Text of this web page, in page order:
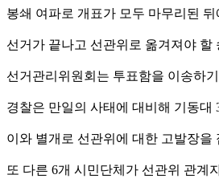
봉쇄 여파로 개표가 모두 마무리된
선거가 끝나고 선관위로 옮겨져야
선거관리위원회는 투표함을 이송하
경찰은 만일의 사태에 대비해 기동대
이와 별개로 선관위에 대한 고발장
또 다른 6개 시민단체가 선관위 관계